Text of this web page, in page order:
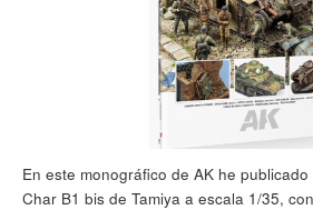
En este monográfico de AK he
Char B1 bis de Tamiya a escala 1/35,